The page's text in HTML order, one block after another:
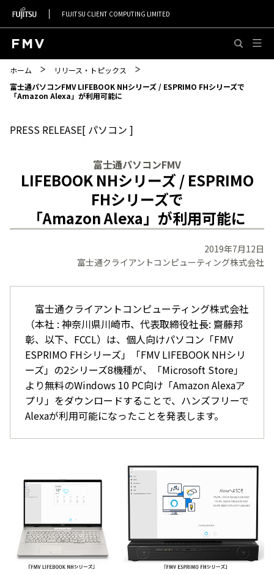
FUJITSU CLIENT COMPUTING LIMITED
ホーム
リリース・トピックス
富士通パソコンFMV LIFEBOOK NHシリーズ / ESPRIMO FHシリーズで
「Amazon Alexa」が利用可能に
PRESS RELEASE[ パソコン ]
富士通パソコンFMV
LIFEBOOK NHシリーズ / ESPRIMO
FHシリーズで
「Amazon Alexa」が利用可能に
2019年7月12日
富士通クライアントコンピューティング株式会社
富士通クライアントコンピューティング株式会社
（本社 : 神奈川県川崎市、代表取締役社長: 齋藤邦
彰、以下、FCCL）は、個人向けパソコン「FMV
ESPRIMO FHシリーズ」「FMV LIFEBOOK NHシリ
ーズ」の2シリーズ8機種が、「Microsoft Store」
より無料のWindows 10 PC向け「Amazon Alexaア
プリ」をダウンロードすることで、ハンズフリーで
Alexaが利用可能になったことを発表します。